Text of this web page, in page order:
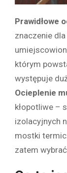
Prawidłowe
znaczenie
którym
występuje
Ocieplenie
kłopotliwe –
izolacyjnych
mostki
zatem